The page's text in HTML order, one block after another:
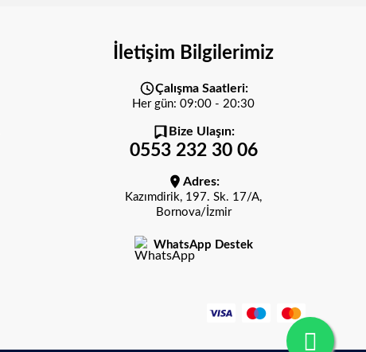
İletişim Bilgilerimiz
Çalışma Saatleri:
Her gün: 09:00 - 20:30
Bize Ulaşın:
0553 232 30 06
Adres:
Kazımdirik, 197. Sk. 17/A,
Bornova/İzmir
WhatsApp Destek